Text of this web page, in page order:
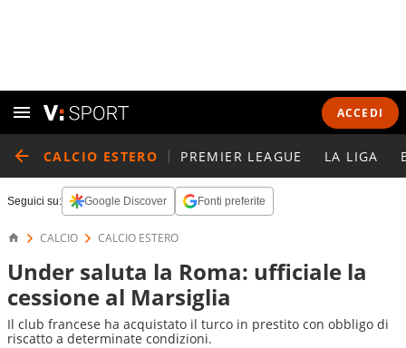
ACCEDI
CALCIO ESTERO PREMIER LEAGUE LA LIGA
Seguici su: Google Discover Fonti preferite
CALCIO CALCIO ESTERO
Under saluta la Roma: ufficiale la
cessione al Marsiglia
Il club francese ha acquistato il turco in prestito con obbligo di
riscatto a determinate condizioni.